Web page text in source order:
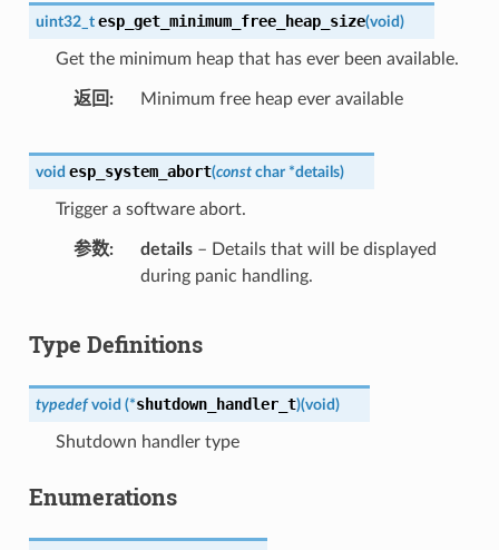
uint32_t esp_get_minimum_free_heap_size(void)
Get the minimum heap that has ever been available.
返回 Minimum free heap ever available
void esp_system_abort(const char *details)
Trigger a software abort.
参数 details– Details that will be displayed
during panic handling.
Type Definitions
typedef void (*shutdown_handler_t)(void)
Shutdown handler type
Enumerations